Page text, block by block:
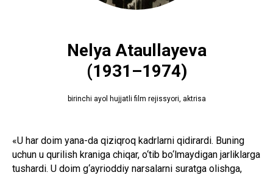
Nelya Ataullayeva
(1931–1974)
birinchi ayol hujjatli film rejissyori, aktrisa
«U har doim yana-da qiziqroq kadrlarni qidirardi. Buning
uchun u qurilish kraniga chiqar, o‘tib bo‘lmaydigan jarliklarga
tushardi. U doim g‘ayrioddiy narsalarni suratga olishga,